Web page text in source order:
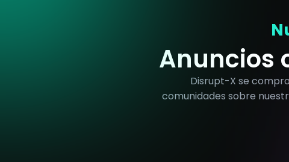
Anuncios
Disrupt-X se
comunidades sobre